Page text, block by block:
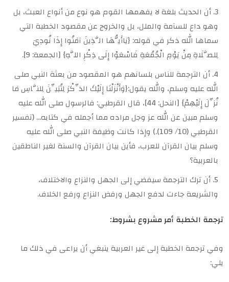
أن الحديث بلغة لا يفهمها القوم هو نوع من أنواع العبث، بل
وهو داع للسآمة والملل، بل والخروج عن مقصود الخطبة التي
سماها الله ذكر في قوله: {يَاأَيُّهَا الَّذِينَ آمَنُوا إِذَا نُودِيَ
لِلصَّلَاةِ مِنْ يَوْمِ الْجُمُعَةِ فَاسْعَوْا إِلَى ذِكْرِ اللَّهِ} [الجمعة: 9].
أن الترجمة للناس بلسانهم هو المقصود من بعثة النبي صلى
الله عليه وسلم، والله يقول:{وَأَنْزَلْنَا إِلَيْكَ الذِّكْرَ لِتُبَيِّنَ لِلنَّاسِ مَا
نُزِّلَ إِلَيْهِمْ} [النحل: 44]، قال القرطبي: فالرسول صلى الله عليه
وسلم مبين عن الله عز وجل مراده مما أجمله في كتابه… (تفسير
القرطبي (10/ 109).) وإذا كانت وظيفة النبي صلى الله عليه
وسلم بيان القرآن للعرب، فأين بيان القرآن والسنة لغير الناطقين
بالعربية؟
أن ترك الترجمة سيفضي إلى الجهل والنزاع والاختلاف،
والشريعة جاءت لدفع الجهل ورفض النزاع ورفع الخلاف.
ترجمة الخطبة أمر مشروع بشروط:
وفي ترجمة الخطبة إلى غير العربية ينبغي أن يراعى في ذلك ما
يلي: